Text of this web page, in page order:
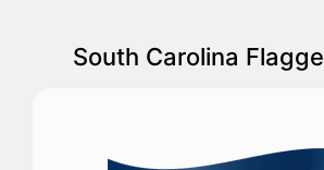
South Carolina Flagge